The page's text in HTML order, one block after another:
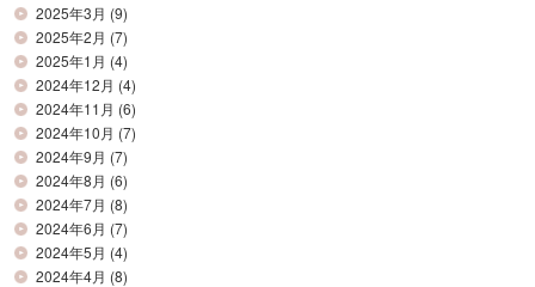
2025年3月 (9)
2025年2月 (7)
2025年1月 (4)
2024年12月 (4)
2024年11月 (6)
2024年10月 (7)
2024年9月 (7)
2024年8月 (6)
2024年7月 (8)
2024年6月 (7)
2024年5月 (4)
2024年4月 (8)